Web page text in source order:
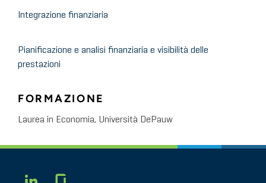
Integrazione finanziaria
Pianificazione e analisi finanziaria e visibilità delle
prestazioni
FORMAZIONE
Laurea in Economia, Università DePauw